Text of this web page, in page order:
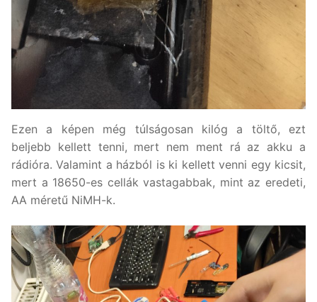
Ezen a képen még túlságosan kilóg a töltő, ezt
beljebb kellett tenni, mert nem ment rá az akku a
rádióra. Valamint a házból is ki kellett venni egy kicsit,
mert a 18650-es cellák vastagabbak, mint az eredeti,
AA méretű NiMH-k.